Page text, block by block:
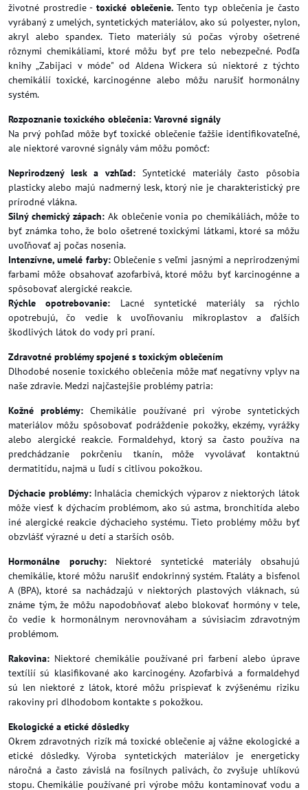
životné prostredie - toxické oblečenie.Tento typ oblečenia je často
vyrábaný z umelých, syntetických materiálov, ako sú polyester, nylon,
akryl alebo spandex. Tieto materiály sú počas výroby ošetrené
rôznymi chemikáliami, ktoré môžu byť pre telo nebezpečné. Podľa
knihy „Zabijaci v móde" od Aldena Wickera sú niektoré z týchto
chemikálií toxické, karcinogénne alebo môžu narušiť hormonálny
systém.
Rozpoznanie toxického oblečenia: Varovné signály
Na prvý pohľad môže byť toxické oblečenie ťažšie identifikovateľné,
ale niektoré varovné signály vám môžu pomôcť:
Neprirodzený lesk a vzhľad: Syntetické materiály často pôsobia
plasticky alebo majú nadmerný lesk, ktorý nie je charakteristický pre
prírodné vlákna.
Silný chemický zápach:Ak oblečenie vonia po chemikáliách, môže to
byť známka toho, že bolo ošetrené toxickými látkami, ktoré sa môžu
uvoľňovať aj počas nosenia.
Intenzívne, umelé farby:Oblečenie s veľmi jasnými a neprirodzenými
farbami môže obsahovať azofarbivá, ktoré môžu byť karcinogénne a
spôsobovať alergické reakcie.
Rýchle opotrebovanie: Lacné syntetické materiály sa rýchlo
opotrebujú, čo vedie k uvoľňovaniu mikroplastov a ďalších
škodlivých látok do vody pri praní.
Zdravotné problémy spojené s toxickým oblečením
Dlhodobé nosenie toxického oblečenia môže mať negatívny vplyv na
naše zdravie. Medzi najčastejšie problémy patria:
Kožné problémy: Chemikálie používané pri výrobe syntetických
materiálov môžu spôsobovať podráždenie pokožky, ekzémy, vyrážky
alebo alergické reakcie. Formaldehyd, ktorý sa často používa na
predchádzanie pokrčeniu tkanín, môže vyvolávať kontaktnú
dermatitídu, najmä u ľudí s citlivou pokožkou.
Dýchacie problémy:Inhalácia chemických výparov z niektorých látok
môže viesť k dýchacím problémom, ako sú astma, bronchitída alebo
iné alergické reakcie dýchacieho systému. Tieto problémy môžu byť
obzvlášť výrazné u detí a starších osôb.
Hormonálne poruchy:Niektoré syntetické materiály obsahujú
chemikálie, ktoré môžu narušiť endokrinný systém. Ftaláty a bisfenol
A (BPA), ktoré sa nachádzajú v niektorých plastových vláknach, sú
známe tým, že môžu napodobňovať alebo blokovať hormóny v tele,
čo vedie k hormonálnym nerovnováham a súvisiacim zdravotným
problémom.
Rakovina: Niektoré chemikálie používané pri farbení alebo úprave
textílií sú klasifikované ako karcinogény. Azofarbivá a formaldehyd
sú len niektoré z látok, ktoré môžu prispievať k zvýšenému riziku
rakoviny pri dlhodobom kontakte s pokožkou.
Ekologické a etické dôsledky
Okrem zdravotných rizík má toxické oblečenie aj vážne ekologické a
etické dôsledky. Výroba syntetických materiálov je energeticky
náročná a často závislá na fosílnych palivách, čo zvyšuje uhlíkovú
stopu. Chemikálie používané pri výrobe môžu kontaminovať vodu a